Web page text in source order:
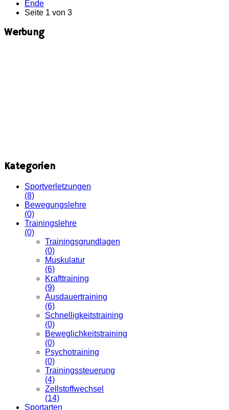
Ende
Seite 1 von 3
Werbung
Kategorien
Sportverletzungen
(8)
Bewegungslehre
(0)
Trainingslehre
(0)
Trainingsgrundlagen
(0)
Muskulatur
(6)
Krafttraining
(9)
Ausdauertraining
(6)
Schnelligkeitstraining
(0)
Beweglichkeitstraining
(0)
Psychotraining
(0)
Trainingssteuerung
(4)
Zellstoffwechsel
(14)
Sportarten